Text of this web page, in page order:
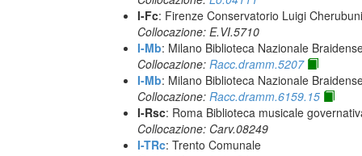
I-Fc: Firenze Conservatorio Luigi Cherubuni
Collocazione: E.VI.5710
I-Mb: Milano Biblioteca Nazionale
Collocazione: Racc.dramm.5207
I-Mb: Milano Biblioteca Nazionale
Collocazione: Racc.dramm.6159.15
I-Rsc: Roma Biblioteca musicale
Collocazione: Carv.08249
I-TRc: Trento Comunale